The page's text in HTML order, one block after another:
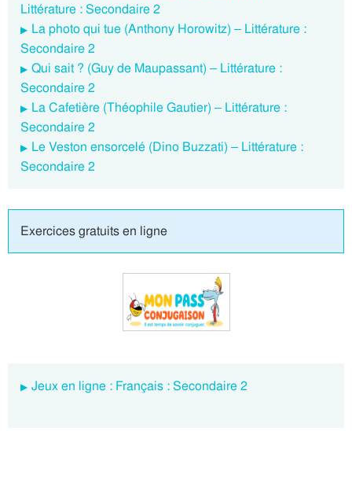
Littérature : Secondaire 2
La photo qui tue (Anthony Horowitz) – Littérature :
Secondaire 2
Qui sait ? (Guy de Maupassant) – Littérature :
Secondaire 2
La Cafetière (Théophile Gautier) – Littérature :
Secondaire 2
Le Veston ensorcelé (Dino Buzzati) – Littérature :
Secondaire 2
Exercices gratuits en ligne
Jeux en ligne : Français : Secondaire 2